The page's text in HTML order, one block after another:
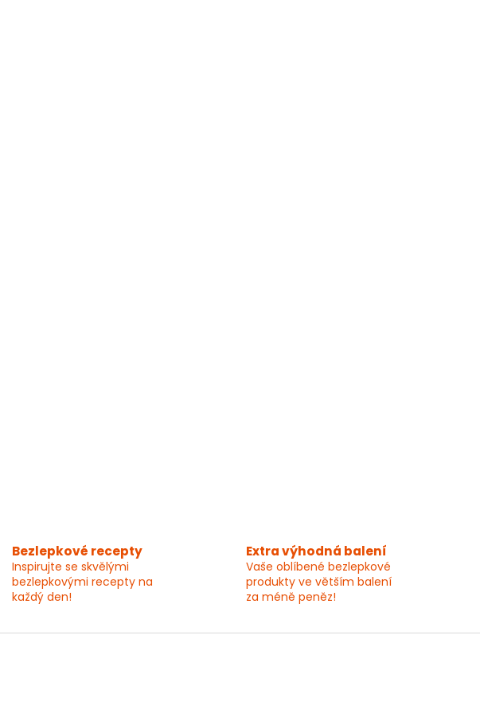
Bezlepkové recepty
Inspirujte se skvělými
bezlepkovými recepty na
každý den!
Extra výhodná balení
Vaše oblíbené bezlepkové
produkty ve větším balení
za méně peněz!